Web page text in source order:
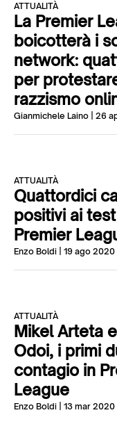
Chi siamo
Contatti
ATTUALITÀ
La Premier
boicotterà i
network:
per
razzismo
Gianmichele Laino | 26
ATTUALITÀ
Quattordici
positivi ai
Premier
Enzo Boldi | 19 ago 2020
ATTUALITÀ
Mikel Arteta
Odoi, i primi
contagio in
League
Enzo Boldi | 13 mar 2020